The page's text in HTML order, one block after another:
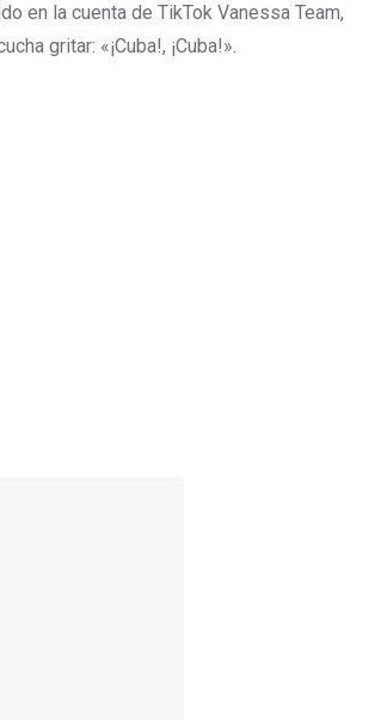
en la cuenta de TikTok Vanessa Team,
gritar: «¡Cuba!, ¡Cuba!».